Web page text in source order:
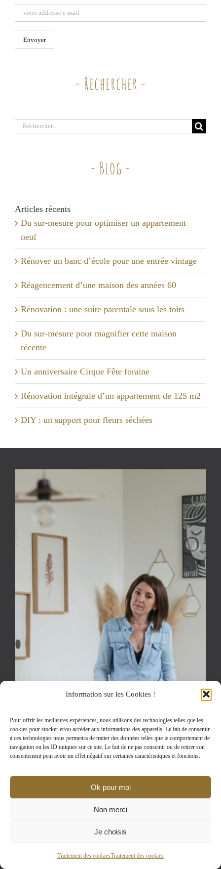
Information sur les Cookies !
Pour offrir les meilleures expériences, nous utilisons des technologies telles que les
cookies pour stocker et/ou accéder aux informations des appareils. Le fait de consentir
à ces technologies nous permettra de traiter des données telles que le comportement de
navigation ou les ID uniques sur ce site. Le fait de ne pas consentir ou de retirer son
consentement peut avoir un effet négatif sur certaines caractéristiques et fonctions.
Ok pour moi
Non merci
Je choisis
Traitement des cookiesTraitement des cookies
- Rechercher -
Rechercher:
- Blog -
Articles récents
Du sur-mesure pour optimiser un appartement
neuf
Rénover un banc d’école pour une entrée vintage
Réagencement d’une maison des années 60
Rénovation : une suite parentale sous les toits
Du sur-mesure pour magnifier cette maison
récente
Un anniversaire Cirque Fête foraine
Rénovation intégrale d’un appartement de 125 m2
DIY : un support pour fleurs séchées